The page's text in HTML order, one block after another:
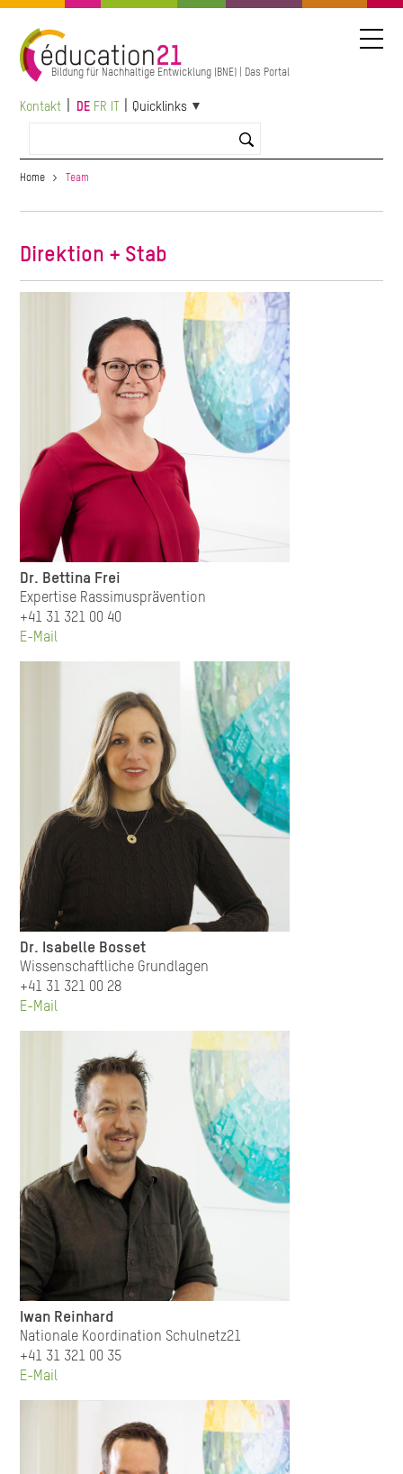
Direkt
Inhalt
Bildung für Nachhaltige Entwicklung (BNE) | Das Portal
Kontakt DE FR Quicklinks
Home Team
Direktion + Stab
Dr. Bettina Frei
Expertise Rassimusprävention
+41 31 321 00 40
E-Mail
Dr. Isabelle Bosset
Wissenschaftliche Grundlagen
+41 31 321 00 28
E-Mail
Iwan Reinhard
Nationale Koordination Schulnetz21
+41 31 321 00 35
E-Mail